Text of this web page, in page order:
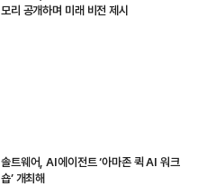
모리 공개하며 미래 비전 제시
솔트웨어, AI에이전트 ‘아마존 퀵 AI 워크
숍’ 개최해